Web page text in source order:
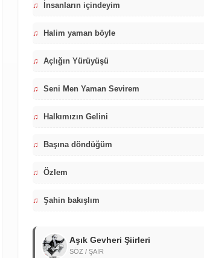
♫ İnsanların içindeyim
♫ Halim yaman böyle
♫ Açlığın Yürüyüşü
♫ Seni Men Yaman Sevirem
♫ Halkımızın Gelini
♫ Başına döndüğüm
♫ Özlem
♫ Şahin bakışlım
Aşık Gevheri Şiirleri
SÖZ / ŞAİR